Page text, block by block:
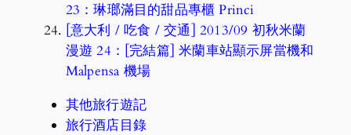
23：琳瑯滿目的甜品專櫃 Princi
[意大利 / 吃食 / 交通] 2013/09 初秋米蘭
漫遊 24：[完結篇] 米蘭車站顯示屏當機和
Malpensa 機場
其他旅行遊記
旅行酒店目錄